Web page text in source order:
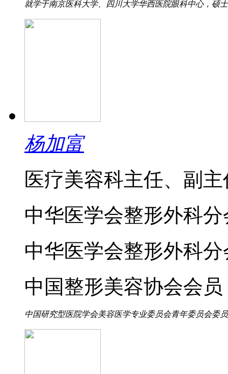
就学于南京医科大学、四川大学华西医院眼科中心，硕
杨加富
医疗美容科主任、副
中华医学会整形外科
中华医学会整形外科
中国整形美容协会会员
中国研究型医院学会美容医学专业委员会青年委员会委